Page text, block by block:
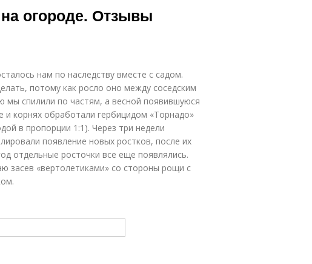
на огороде. Отзывы
нам по наследству вместе с садом.
потому как росло оно между соседским
спилили по частям, а весной появившуюся
корнях обработали гербицидом «Торнадо»
в пропорции 1:1). Через три недели
появление новых ростков, после их
отдельные росточки все еще появлялись.
засев «вертолетиками» со стороны рощи с